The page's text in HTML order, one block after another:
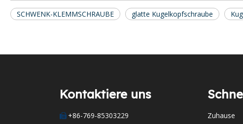
SCHWENK-KLEMMSCHRAUBE glatte Kugelkopfschraube
Kontaktiere uns
 +86-769-85303229
Zuhause